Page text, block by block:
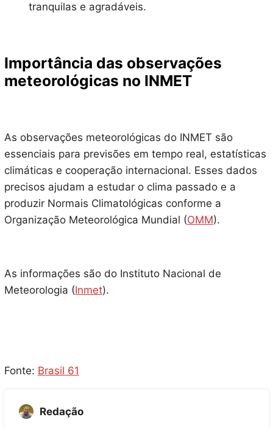
tranquilas e agradáveis.
Importância das observações
meteorológicas no INMET
As observações meteorológicas do INMET são
essenciais para previsões em tempo real, estatísticas
climáticas e cooperação internacional. Esses dados
precisos ajudam a estudar o clima passado e a
produzir Normais Climatológicas conforme a
Organização Meteorológica Mundial (OMM).
As informações são do Instituto Nacional de
Meteorologia (Inmet).
Fonte: Brasil 61
Redação